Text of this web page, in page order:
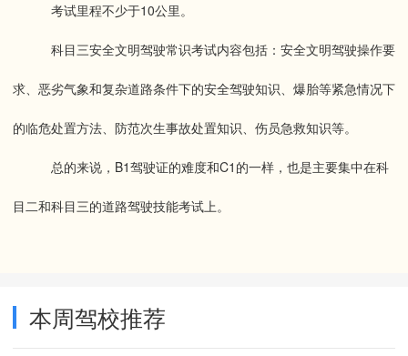
考试里程不少于10公里。
科目三安全文明驾驶常识考试内容包括：安全文明驾驶操作要
求、恶劣气象和复杂道路条件下的安全驾驶知识、爆胎等紧急情况下
的临危处置方法、防范次生事故处置知识、伤员急救知识等。
总的来说，B1驾驶证的难度和C1的一样，也是主要集中在科
目二和科目三的道路驾驶技能考试上。
本周驾校推荐